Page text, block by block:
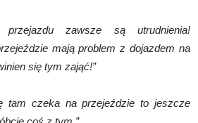
zawsze są utrudnienia!
mają problem z dojazdem na
się tym zająć!”
tam czeka na przejeździe to jeszcze